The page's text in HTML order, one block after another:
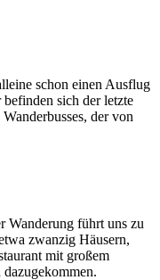
schon einen Ausflug
sich der letzte
der von
Wanderung führt uns zu
zwanzig Häusern,
mit großem
dazugekommen.